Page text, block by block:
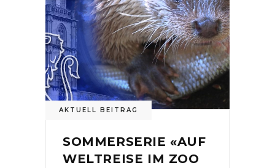
AKTUELL BEITRAG
SOMMERSERIE «AUF
WELTREISE IM ZOO